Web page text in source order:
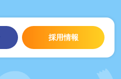
採用情報